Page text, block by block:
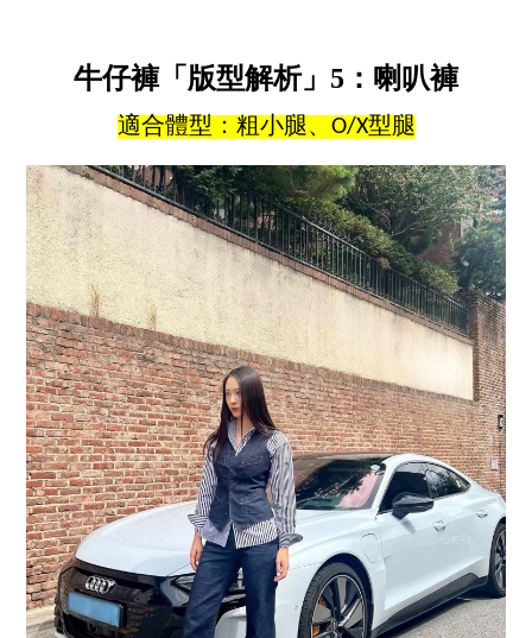
牛仔褲「版型解析」5：喇叭褲
適合體型：粗小腿、O/X型腿